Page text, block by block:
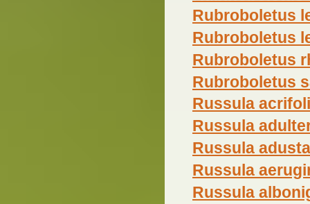
Rubroboletus
Rubroboletus
Rubroboletus
Rubroboletus
Russula
Russula
Russula adusta
Russula
Russula